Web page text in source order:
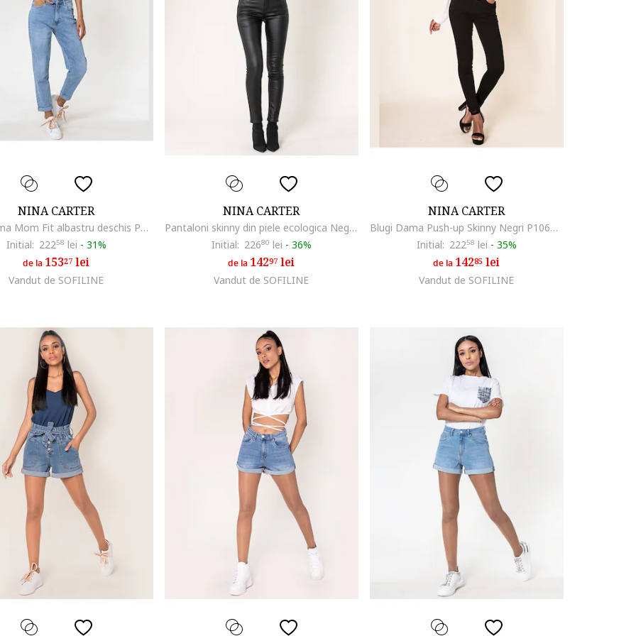
NINA CARTER
Blugi dama Mom Fit albastru deschis P502-22 M8 16777, Albastru deschis
Initial: 22258 lei - 31%
de la 15327 lei
Vandut de SOFILINE
NINA CARTER
Pantaloni skinny din piele ecologica Negru mat LC1001-1 M9 18428, Negru
Initial: 22680 lei - 36%
de la 14297 lei
Vandut de SOFILINE
NINA CARTER
Blugi Dama Push-up Skinny Negri P106N M8 16823, Negru
Initial: 22258 lei - 35%
de la 14285 lei
Vandut de SOFILINE